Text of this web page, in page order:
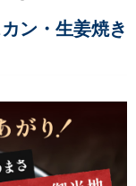
ン・生姜焼き